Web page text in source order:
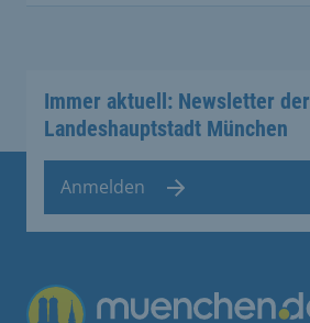
Immer aktuell: Newsletter der
Landeshauptstadt München
Anmelden
Übergreifende Links